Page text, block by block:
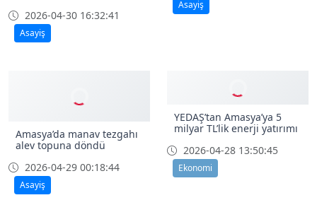
2026-04-30 16:32:41
Asayiş
Asayiş
Amasya’da manav tezgahı
alev topuna döndü
2026-04-29 00:18:44
Asayiş
YEDAŞ’tan Amasya’ya 5
milyar TL’lik enerji yatırımı
2026-04-28 13:50:45
Ekonomi